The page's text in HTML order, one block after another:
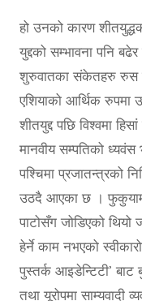
हो उनको कारण
युद्दको सम्भावना पनि
शुरुवातका संकेतहरु रुस
एशियाको आर्थिक
शीतयुद्द पछि विश्वमा
मानवीय सम्पतिको ध्यवंस
पश्चिमा प्रजातन्त्रको
उठदै आएका छ ।
पाटोसँग जोडिएको थियो
हेर्ने काम नभएको
पुस्तर्क आइडेन्टिटी’
तथा यूरोपमा